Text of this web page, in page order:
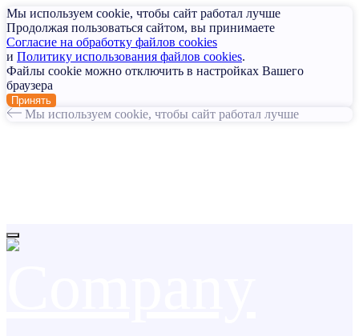
Мы используем cookie, чтобы сайт работал лучше
Продолжая пользоваться сайтом, вы принимаете
Согласие на обработку файлов cookies
и Политику использования файлов cookies.
Файлы cookie можно отключить в настройках Вашего
браузера
Принять
Мы используем cookie, чтобы сайт работал лучше